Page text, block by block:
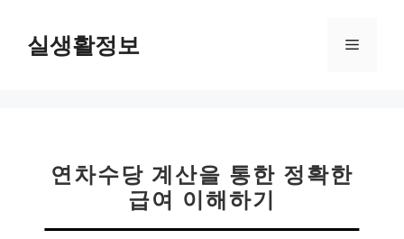
실생활정보 메
연차수당 계산을 통한 정확한
급여 이해하기